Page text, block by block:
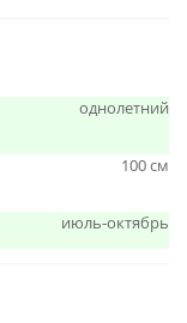
однолетний
100 см
июль-октябрь